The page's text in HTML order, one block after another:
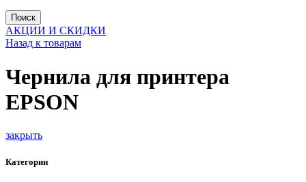
Поиск
АКЦИИ И СКИДКИ
Назад к товарам
Чернила для принтера
EPSON
закрыть
Категории